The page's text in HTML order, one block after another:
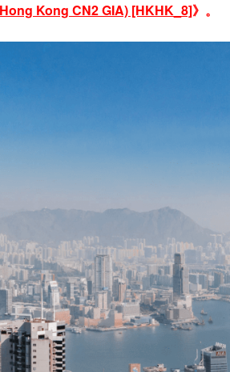
Kong CN2 GIA) [HKHK_8]》。